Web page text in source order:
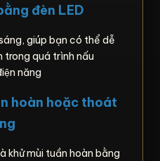
đèn LED
giúp bạn có thể dễ
trong quá trình nấu
năng
hoàn hoặc thoát
khử mùi tuần hoàn bằng